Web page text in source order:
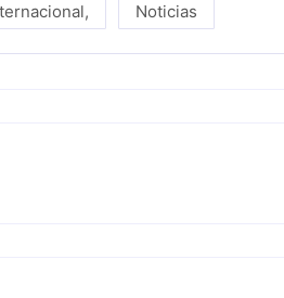
, Noticias